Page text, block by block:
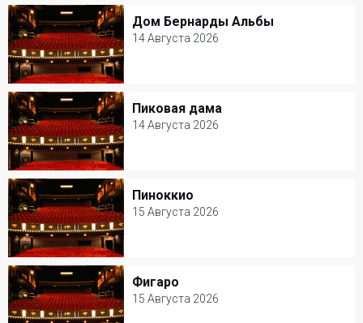
Театр на Таганке
Билеты от 3000 р.
Дом Бернарды Альбы
14 Августа 2026
Дом Бернарды Альбы
14 Августа 2026
Театр на Таганке
Билеты от 3000 р.
Пиковая дама
14 Августа 2026
Пиковая дама
14 Августа 2026
Театр на Таганке
Билеты от 3000 р.
Пиноккио
15 Августа 2026
Пиноккио
15 Августа 2026
Театр на Таганке
Билеты от 3000 р.
Фигаро
15 Августа 2026
Фигаро